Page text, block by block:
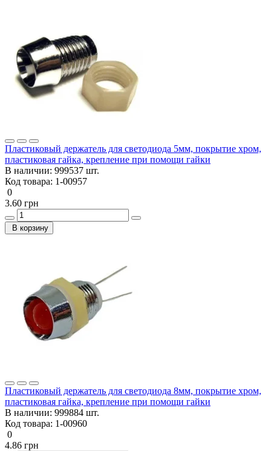
Пластиковый держатель для светодиода 5мм, покрытие хром,
пластиковая гайка, крепление при помощи гайки
В наличии: 999537 шт.
Код товара: 1-00957
0
3.60 грн
В корзину
Пластиковый держатель для светодиода 8мм, покрытие хром,
пластиковая гайка, крепление при помощи гайки
В наличии: 999884 шт.
Код товара: 1-00960
0
4.86 грн